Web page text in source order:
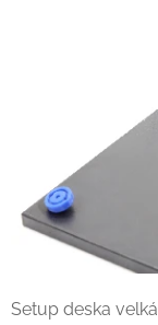
Setup deska